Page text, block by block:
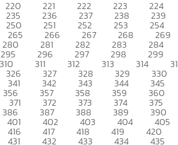
220 221 222 223 224
235 236 237 238 239
250 251 252 253 254
265 266 267 268 269
280 281 282 283 284
295 296 297 298 299
310 311 312 313 314
326 327 328 329 330
341 342 343 344 345
356 357 358 359 360
371 372 373 374 375
386 387 388 389 390
401 402 403 404 405
416 417 418 419 420
431 432 433 434 435